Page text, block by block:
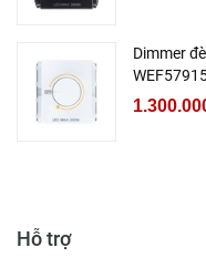
Dimmer
Hỗ trợ